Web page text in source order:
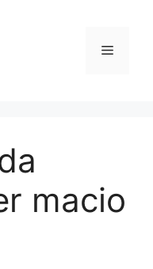
Menu
macio